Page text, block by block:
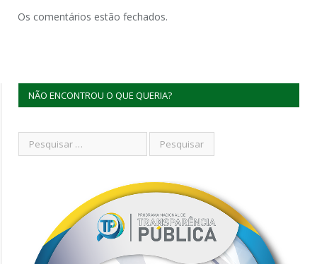
Os comentários estão fechados.
NÃO ENCONTROU O QUE QUERIA?